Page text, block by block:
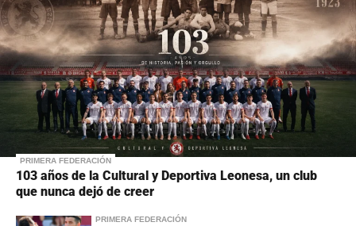
PRIMERA FEDERACIÓN
103 años de la Cultural y Deportiva Leonesa, un club
que nunca dejó de creer
PRIMERA FEDERACIÓN